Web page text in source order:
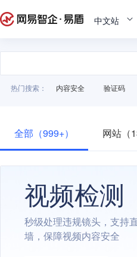
中文站
热门搜索： 内容安全 验证码
全部（999+） 网站（
视频检测
秒级处理违规镜头，支持
墙，保障视频内容安全